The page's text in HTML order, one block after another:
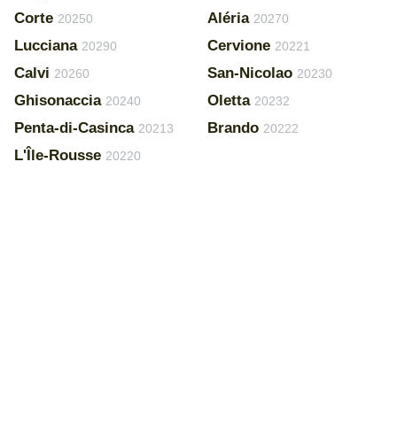
Corte 20250
Lucciana 20290
Calvi 20260
Ghisonaccia 20240
Penta-di-Casinca 20213
L'Île-Rousse 20220
Aléria 20270
Cervione 20221
San-Nicolao 20230
Oletta 20232
Brando 20222